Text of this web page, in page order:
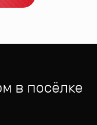
в посёлке